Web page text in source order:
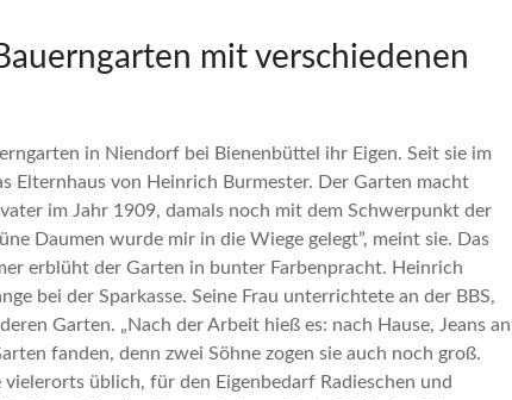
mit verschiedenen
in Niendorf bei Bienenbüttel ihr Eigen. Seit sie im
Elternhaus von Heinrich Burmester. Der Garten macht
im Jahr 1909, damals noch mit dem Schwerpunkt der
Daumen wurde mir in die Wiege gelegt”, meint sie. Das
erblüht der Garten in bunter Farbenpracht. Heinrich
bei der Sparkasse. Seine Frau unterrichtete an der BBS,
Garten. „Nach der Arbeit hieß es: nach Hause, Jeans an
fanden, denn zwei Söhne zogen sie auch noch groß.
üblich, für den Eigenbedarf Radieschen und